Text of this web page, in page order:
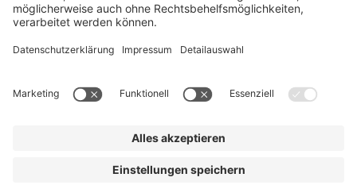
© dfv Conference Group GmbH